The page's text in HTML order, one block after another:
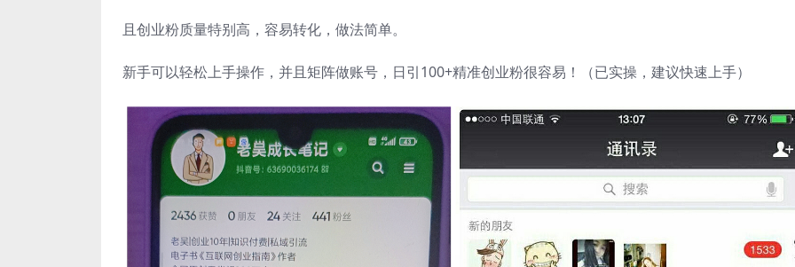
且创业粉质量特别高，容易转化，做法简单。
新手可以轻松上手操作，并且矩阵做账号，日引100+精准创业粉很容易！（已实操，建议快速上手）